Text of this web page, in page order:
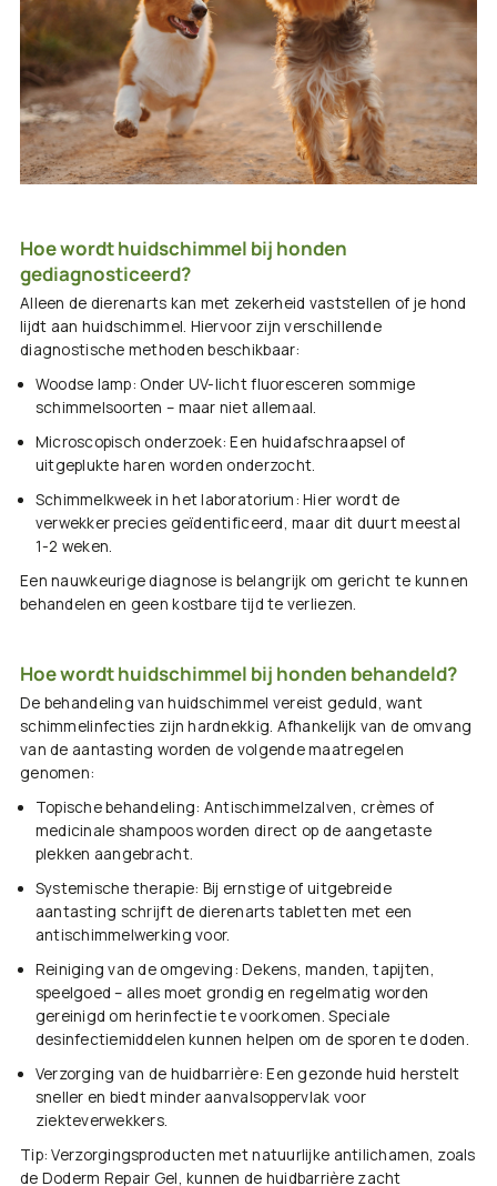
Hoe wordt huidschimmel bij honden
gediagnosticeerd?
Alleen de dierenarts kan met zekerheid vaststellen of je hond
lijdt aan huidschimmel. Hiervoor zijn verschillende
diagnostische methoden beschikbaar:
Woodse lamp: Onder UV-licht fluoresceren sommige
schimmelsoorten – maar niet allemaal.
Microscopisch onderzoek: Een huidafschraapsel of
uitgeplukte haren worden onderzocht.
Schimmelkweek in het laboratorium: Hier wordt de
verwekker precies geïdentificeerd, maar dit duurt meestal
1-2 weken.
Een nauwkeurige diagnose is belangrijk om gericht te kunnen
behandelen en geen kostbare tijd te verliezen.
Hoe wordt huidschimmel bij honden behandeld?
De behandeling van huidschimmel vereist geduld, want
schimmelinfecties zijn hardnekkig. Afhankelijk van de omvang
van de aantasting worden de volgende maatregelen
genomen:
Topische behandeling: Antischimmelzalven, crèmes of
medicinale shampoos worden direct op de aangetaste
plekken aangebracht.
Systemische therapie: Bij ernstige of uitgebreide
aantasting schrijft de dierenarts tabletten met een
antischimmelwerking voor.
Reiniging van de omgeving: Dekens, manden, tapijten,
speelgoed – alles moet grondig en regelmatig worden
gereinigd om herinfectie te voorkomen. Speciale
desinfectiemiddelen kunnen helpen om de sporen te doden.
Verzorging van de huidbarrière: Een gezonde huid herstelt
sneller en biedt minder aanvalsoppervlak voor
ziekteverwekkers.
Tip:Verzorgingsproducten met natuurlijke antilichamen, zoals
de Doderm Repair Gel, kunnen de huidbarrière zacht